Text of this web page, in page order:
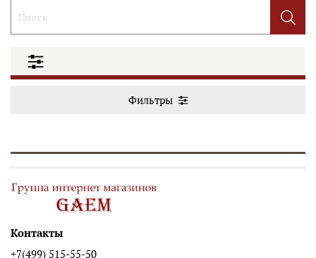
Фильтры
Контакты
+7(499) 515-55-50